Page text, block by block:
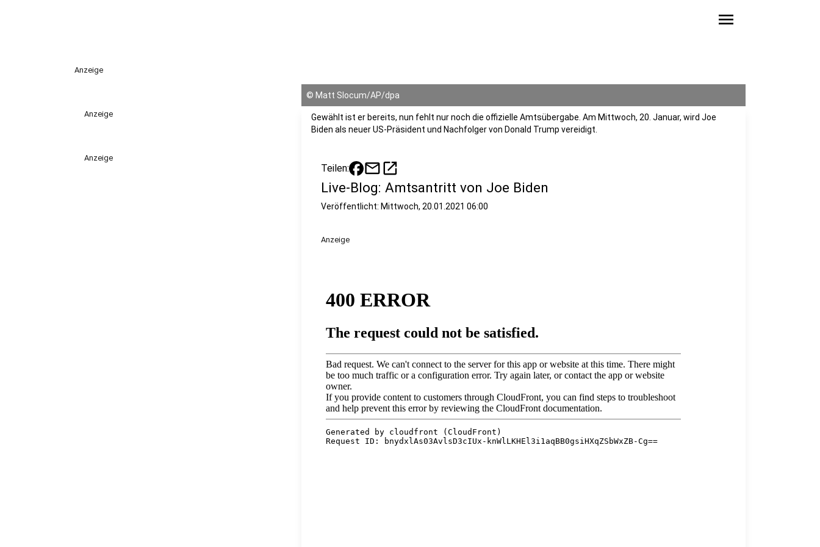
menu
Anzeige
Anzeige
Anzeige
© Matt Slocum/AP/dpa
Gewählt ist er bereits, nun fehlt nur noch die offizielle Amtsübergabe. Am Mittwoch, 20. Januar, wird Joe
Biden als neuer US-Präsident und Nachfolger von Donald Trump vereidigt.
Teilen: mailopen_in_new
Live-Blog: Amtsantritt von Joe Biden
Veröffentlicht: Mittwoch, 20.01.2021 06:00
Anzeige